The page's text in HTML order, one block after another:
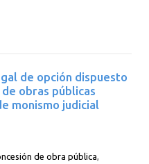
de opción dispuesto
obras públicas
monismo judicial
de obra pública,